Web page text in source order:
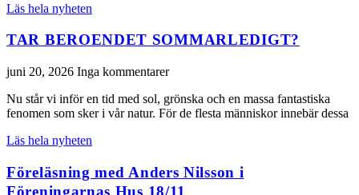
Läs hela nyheten
TAR BEROENDET SOMMARLEDIGT?
juni 20, 2026 Inga kommentarer
Nu står vi inför en tid med sol, grönska och en massa fantastiska
fenomen som sker i vår natur. För de flesta människor innebär dessa
Läs hela nyheten
Föreläsning med Anders Nilsson i
Föreningarnas Hus 18/11